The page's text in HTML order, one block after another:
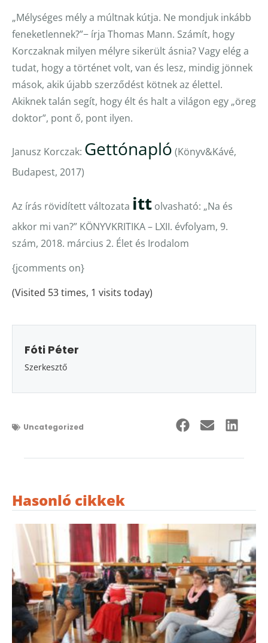
„Mélységes mély a múltnak kútja. Ne mondjuk inkább
feneketlennek?”− írja Thomas Mann. Számít, hogy
Korczaknak milyen mélyre sikerült ásnia? Vagy elég a
tudat, hogy a történet volt, van és lesz, mindig jönnek
mások, akik újabb szerződést kötnek az élettel.
Akiknek talán segít, hogy élt és halt a világon egy „öreg
doktor”, pont ő, pont ilyen.
Janusz Korczak: Gettónapló (Könyv&Kávé,
Budapest, 2017)
Az írás rövidített változata itt olvasható: „Na és
akkor mi van?” KÖNYVKRITIKA – LXII. évfolyam, 9.
szám, 2018. március 2. Élet és Irodalom
{jcomments on}
(Visited 53 times, 1 visits today)
Fóti Péter
Szerkesztő
Uncategorized
Hasonló cikkek